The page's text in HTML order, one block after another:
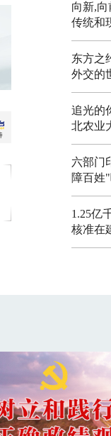
向新,向
传统和
东方之
外交的
追光的
北农业
六部门
障百姓
1.25亿
核准在